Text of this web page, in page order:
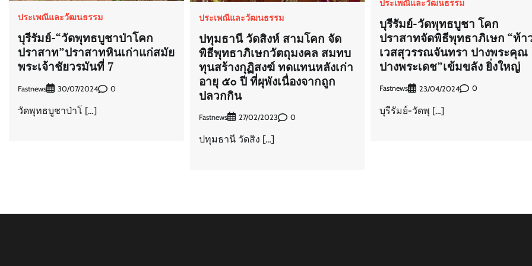
ประเพณีและวัฒนธรรม
บุรีรัมย์-“วัดพุทธบูชาป่าโคก
ปราสาท”ปราสาทหินเก่าแก่สมัย
พระเจ้าชัยวรมันที่ 7
Fastnews 30/07/2024 0
วัดพุทธบูชาป่าโ […]
ประเพณีและวัฒนธรรม
ปทุมธานี วัดสิงห์ สามโคก จัด
พิธีพุทธาภิเษกวัตถุมงคล สมทบ
ทุนสร้างกุฏิสงฆ์ ทดแทนหลังเก่า
อายุ ๕๐ ปี ที่ผุพังเนื่องจากถูก
ปลวกกิน
Fastnews 27/02/2023 0
ปทุมธานี วัดสิง […]
ประเพณีและวัฒนธรรม
บุรีรัมย์-วัดพุทธบูชา โคก
ปราสาทจัดพิธีพุทธาภิเษก “ท้า
เวสสุวรรณจันทรา ปางพระคุณ
ปางพระเดช”เข้มขลัง ยิ่งใหญ่
Fastnews 23/04/2024 0
บุรีรัมย์-วัดพุ […]